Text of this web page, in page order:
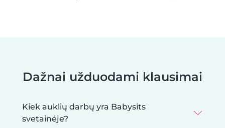
Dažnai užduodami klausimai
Kiek auklių darbų yra Babysits
svetainėje?